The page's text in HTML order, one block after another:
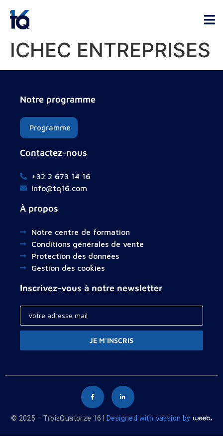
ICHEC ENTREPRISES
Notre programme
Programme
Contactez-nous
+32 2 673 14 16
info@tq16.com
À propos
Notre centre de formation
Conditions générales de vente
Protection des données
Gestion des cookies
Inscrivez-vous à notre newsletter
JE M'INSCRIS
© 2025 – TroisQuatorze 16 | Designed with passion by